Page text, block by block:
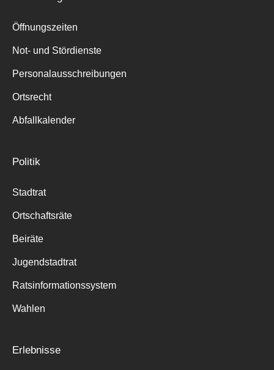
Öffnungszeiten
Not- und Stördienste
Personalausschreibungen
Ortsrecht
Abfallkalender
Politik
Stadtrat
Ortschaftsräte
Beiräte
Jugendstadtrat
Ratsinformationssystem
Wahlen
Erlebnisse